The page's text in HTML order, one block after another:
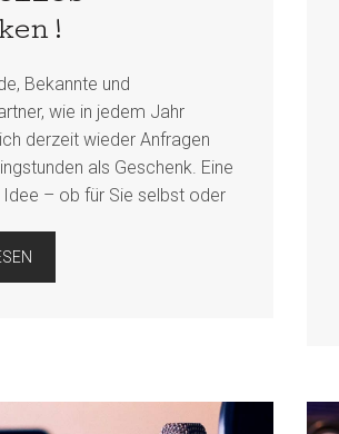
Bekannte und
wie in jedem Jahr
derzeit wieder Anfragen
als Geschenk. Eine
– ob für Sie selbst oder